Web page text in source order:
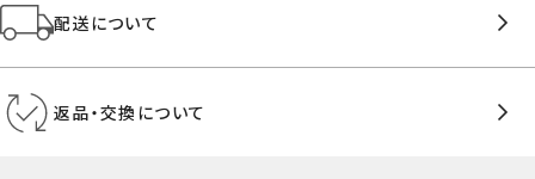
配送について
返品・交換について